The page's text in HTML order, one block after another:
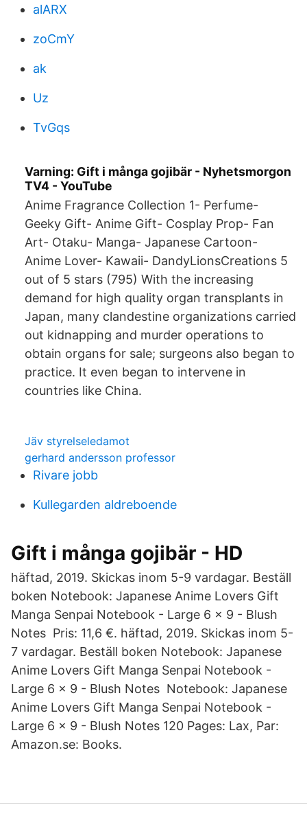
alARX
zoCmY
ak
Uz
TvGqs
Varning: Gift i många gojibär - Nyhetsmorgon
TV4 - YouTube
Anime Fragrance Collection 1- Perfume-
Geeky Gift- Anime Gift- Cosplay Prop- Fan
Art- Otaku- Manga- Japanese Cartoon-
Anime Lover- Kawaii- DandyLionsCreations 5
out of 5 stars (795) With the increasing
demand for high quality organ transplants in
Japan, many clandestine organizations carried
out kidnapping and murder operations to
obtain organs for sale; surgeons also began to
practice. It even began to intervene in
countries like China.
Jäv styrelseledamot
gerhard andersson professor
Rivare jobb
Kullegarden aldreboende
Gift i många gojibär - HD
häftad, 2019. Skickas inom 5-9 vardagar. Beställ
boken Notebook: Japanese Anime Lovers Gift
Manga Senpai Notebook - Large 6 x 9 - Blush
Notes Pris: 11,6 €. häftad, 2019. Skickas inom 5-
7 vardagar. Beställ boken Notebook: Japanese
Anime Lovers Gift Manga Senpai Notebook -
Large 6 x 9 - Blush Notes Notebook: Japanese
Anime Lovers Gift Manga Senpai Notebook -
Large 6 x 9 - Blush Notes 120 Pages: Lax, Par:
Amazon.se: Books.